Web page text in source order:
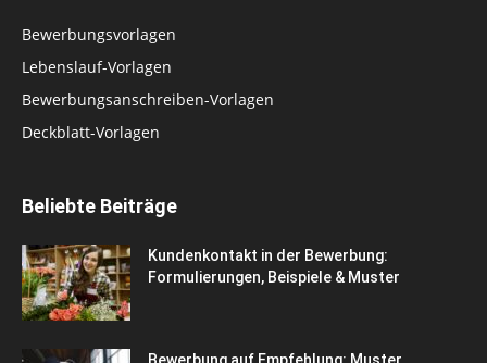
Bewerbungsvorlagen
Lebenslauf-Vorlagen
Bewerbungsanschreiben-Vorlagen
Deckblatt-Vorlagen
Beliebte Beiträge
Kundenkontakt in der Bewerbung:
Formulierungen, Beispiele & Muster
Bewerbung auf Empfehlung: Muster,